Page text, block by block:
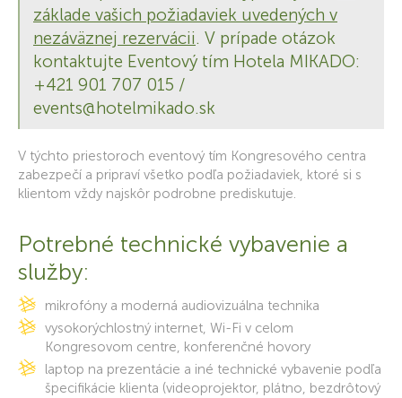
základe vašich požiadaviek uvedených v
nezáväznej rezervácii. V prípade otázok
kontaktujte Eventový tím Hotela MIKADO:
+421 901 707 015 /
events@hotelmikado.sk
V týchto priestoroch eventový tím Kongresového centra
zabezpečí a pripraví všetko podľa požiadaviek, ktoré si s
klientom vždy najskôr podrobne prediskutuje.
Potrebné technické vybavenie a
služby:
mikrofóny a moderná audiovizuálna technika
vysokorýchlostný internet, Wi-Fi v celom
Kongresovom centre, konferenčné hovory
laptop na prezentácie a iné technické vybavenie podľa
špecifikácie klienta (videoprojektor, plátno, bezdrôtový